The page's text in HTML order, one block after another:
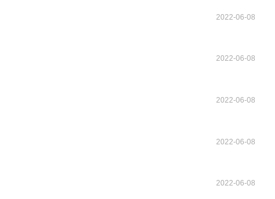
2022-06-08
2022-06-08
2022-06-08
2022-06-08
2022-06-08